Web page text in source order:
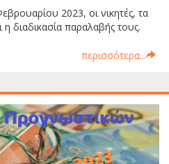
2023, οι νικητές, τα
διαδικασία παραλαβής τους.
περισσότερα...